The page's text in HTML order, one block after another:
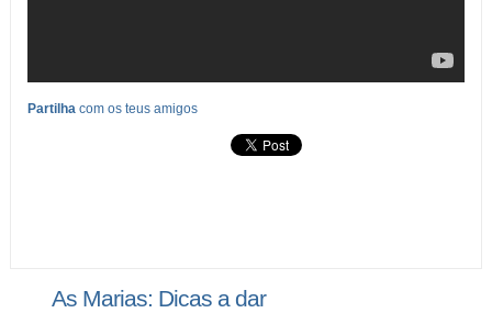
Partilhacom os teus amigos
As Marias: Dicas a dar